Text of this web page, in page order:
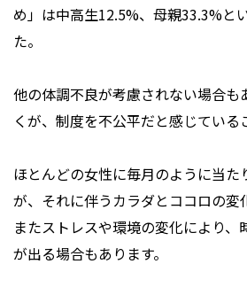
め」は中高生12.5%、母親33.3%と
た。
他の体調不良が考慮されない場合も
くが、制度を不公平だと感じている
ほとんどの女性に毎月のように当た
が、それに伴うカラダとココロの変
またストレスや環境の変化により
が出る場合もあります。